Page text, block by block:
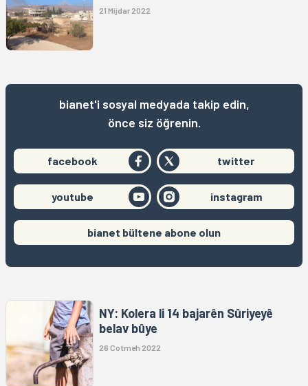
21 Mijdar 2022
bianet'i sosyal medyada takip edin,
önce siz öğrenin.
facebook twitter
youtube instagram
bianet bültene abone olun
NY: Kolera li 14 bajarên Sûriyeyê
belav bûye
26 Cotmeh 2022